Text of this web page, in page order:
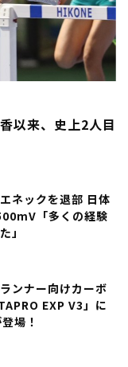
以来、史上2人目
ネックを退部 日体
「多くの経験
」
ンナー向けカーボ
EXP V3」に
場！